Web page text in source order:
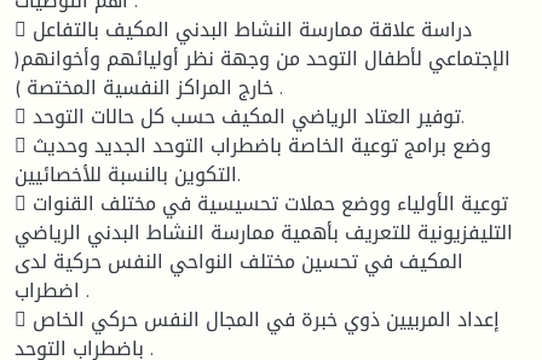
 دراسة علاقة ممارسة النشاط البدني المكيف بالتفاعل
الإجتماعي لأطفال التوحد من وجهة نظر أوليائهم وأخوانهم(
خارج المراكز النفسية المختصة ) .
 توفير العتاد الرياضي المكيف حسب كل حالات التوحد.
 وضع برامج توعية الخاصة باضطراب التوحد الجديد وحديث
التكوين بالنسبة للأخصائيين.
 توعية الأولياء ووضع حملات تحسيسية في مختلف القنوات
التليفزيونية للتعريف بأهمية ممارسة النشاط البدني الرياضي
المكيف في تحسين مختلف النواحي النفس حركية لدى
اضطراب .
 إعداد المربيين ذوي خبرة في المجال النفس حركي الخاص
باضطراب التوحد .